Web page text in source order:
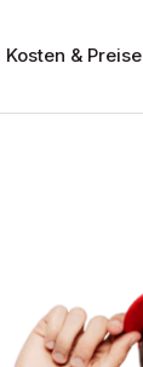
Kosten & Preise